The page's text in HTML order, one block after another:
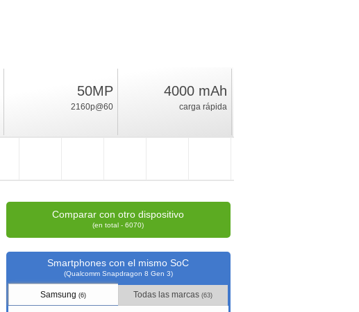
63.2%
50MP
2160p@60
4000 mAh
carga rápida
Comparar con otro dispositivo
(en total - 6070)
Smartphones con el mismo SoC
(Qualcomm Snapdragon 8 Gen 3)
Samsung(6) Todas las marcas(63)